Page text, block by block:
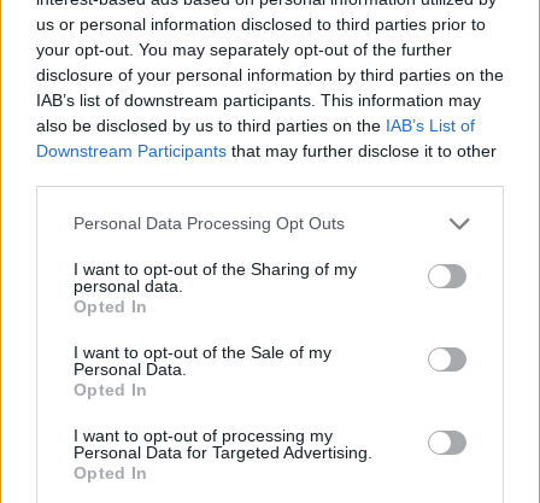
us or personal information disclosed to third parties prior to
your opt-out. You may separately opt-out of the further
disclosure of your personal information by third parties on the
IAB’s list of downstream participants. This information may
also be disclosed by us to third parties on the IAB’s List of
Downstream Participants that may further disclose it to other
Personal Data Processing Opt Outs
I want to opt-out of the Sharing of my
personal data.
Opted In
I want to opt-out of the Sale of my
Personal Data.
Opted In
I want to opt-out of processing my
Personal Data for Targeted Advertising.
Opted In
de collagène de type II hydrolysé pendant 12 semaines permettait
de diminuer la douleur, la raideur et les limitations fonctionnelles
chez les personnes atteintes d’arthrose du genou. Enfin,
l’ostéopathie, en travaillant aussi sur le bassin, la cheville et la
posture, complète les traitements kinésithérapeutiques et
médicaux.
En cas de genou très rouge, chaud, fièvre, chute récente ou
médecin. Cet article ne remplace pas une consultation médicale.
Article précédent Article suivant